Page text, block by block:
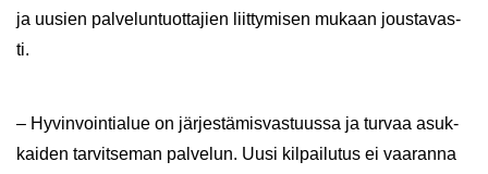
ja uusien pal­ve­lun­tuot­ta­jien liit­ty­mi­sen mu­kaan jous­ta­vas­
ti.
– Hy­vin­voin­tia­lue on jär­jes­tä­mis­vas­tuus­sa ja tur­vaa asuk­
kai­den tar­vit­se­man pal­ve­lun. Uusi kil­pai­lu­tus ei vaa­ran­na